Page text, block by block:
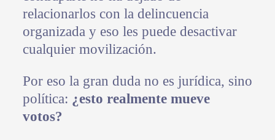
relacionarlos con la delincuencia
organizada y eso les puede desactivar
cualquier movilización.
Por eso la gran duda no es jurídica, sino
política: ¿esto realmente mueve
votos?